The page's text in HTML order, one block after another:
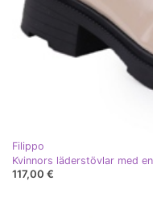
Filippo
117,00 €